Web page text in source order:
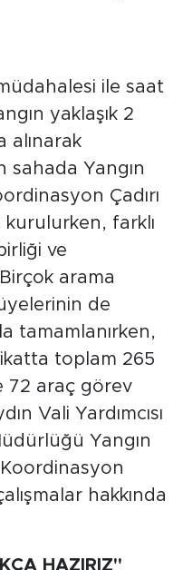
müdahalesi ile saat
yaklaşık 2
alınarak
Yangın
Çadırı
kurulurken, farklı
ve
arama
de
tamamlanırken,
toplam 265
72 araç görev
Vali Yardımcısı
Yangın
hakkında
HAZIRIZ"